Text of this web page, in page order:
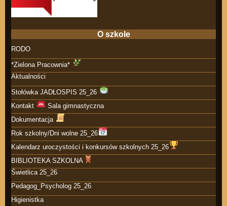
O szkole
RODO
*Zielona Pracownia*
Aktualności
Stołówka JADŁOSPIS 25_26
Kontakt
Sala gimnastyczna
Dokumentacja
Rok szkolny/Dni wolne 25_26
Kalendarz uroczystości i konkursów szkolnych 25_26
BIBLIOTEKA SZKOLNA
Świetlica 25_26
Pedagog_Psycholog 25_26
Higienistka